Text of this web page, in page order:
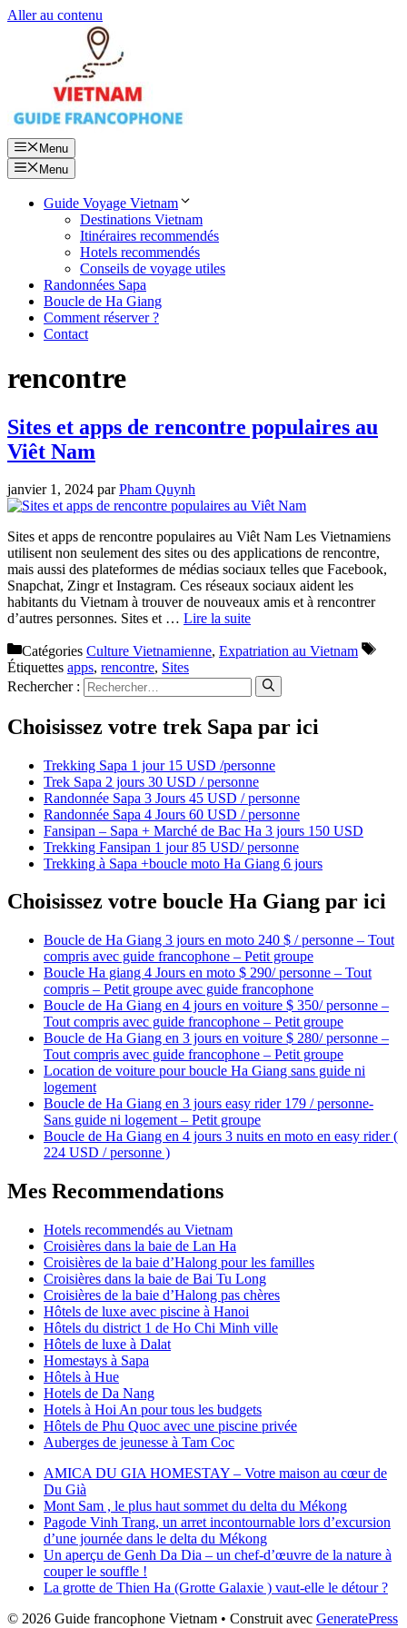
Aller au contenu
Menu
Menu
Guide Voyage Vietnam
Destinations Vietnam
Itinéraires recommendés
Hotels recommendés
Conseils de voyage utiles
Randonnées Sapa
Boucle de Ha Giang
Comment réserver ?
Contact
rencontre
Sites et apps de rencontre populaires au
Viêt Nam
janvier 1, 2024 parPham Quynh
Sites et apps de rencontre populaires au Viêt Nam Les Vietnamiens
utilisent non seulement des sites ou des applications de rencontre,
mais aussi des plateformes de médias sociaux telles que Facebook,
Snapchat, Zingr et Instagram. Ces réseaux sociaux aident les
habitants du Vietnam à trouver de nouveaux amis et à rencontrer
d’autres personnes. Sites et … Lire la suite
Catégories Culture Vietnamienne, Expatriation au Vietnam
Étiquettes apps, rencontre, Sites
Rechercher :
Choisissez votre trek Sapa par ici
Trekking Sapa 1 jour 15 USD /personne
Trek Sapa 2 jours 30 USD / personne
Randonnée Sapa 3 Jours 45 USD / personne
Randonnée Sapa 4 Jours 60 USD / personne
Fansipan – Sapa + Marché de Bac Ha 3 jours 150 USD
Trekking Fansipan 1 jour 85 USD/ personne
Trekking à Sapa +boucle moto Ha Giang 6 jours
Choisissez votre boucle Ha Giang par ici
Boucle de Ha Giang 3 jours en moto 240 $ / personne – Tout
compris avec guide francophone – Petit groupe
Boucle Ha giang 4 Jours en moto $ 290/ personne – Tout
compris – Petit groupe avec guide francophone
Boucle de Ha Giang en 4 jours en voiture $ 350/ personne –
Tout compris avec guide francophone – Petit groupe
Boucle de Ha Giang en 3 jours en voiture $ 280/ personne –
Tout compris avec guide francophone – Petit groupe
Location de voiture pour boucle Ha Giang sans guide ni
logement
Boucle de Ha Giang en 3 jours easy rider 179 / personne-
Sans guide ni logement – Petit groupe
Boucle de Ha Giang en 4 jours 3 nuits en moto en easy rider (
224 USD / personne )
Mes Recommendations
Hotels recommendés au Vietnam
Croisières dans la baie de Lan Ha
Croisières de la baie d’Halong pour les familles
Croisières dans la baie de Bai Tu Long
Croisières de la baie d’Halong pas chères
Hôtels de luxe avec piscine à Hanoi
Hôtels du district 1 de Ho Chi Minh ville
Hôtels de luxe à Dalat
Homestays à Sapa
Hôtels à Hue
Hotels de Da Nang
Hotels à Hoi An pour tous les budgets
Hôtels de Phu Quoc avec une piscine privée
Auberges de jeunesse à Tam Coc
AMICA DU GIA HOMESTAY – Votre maison au cœur de
Du Già
Mont Sam , le plus haut sommet du delta du Mékong
Pagode Vinh Trang, un arret incontournable lors d’excursion
d’une journée dans le delta du Mékong
Un aperçu de Genh Da Dia – un chef-d’œuvre de la nature à
couper le souffle !
La grotte de Thien Ha (Grotte Galaxie ) vaut-elle le détour ?
© 2026 Guide francophone Vietnam • Construit avec GeneratePress